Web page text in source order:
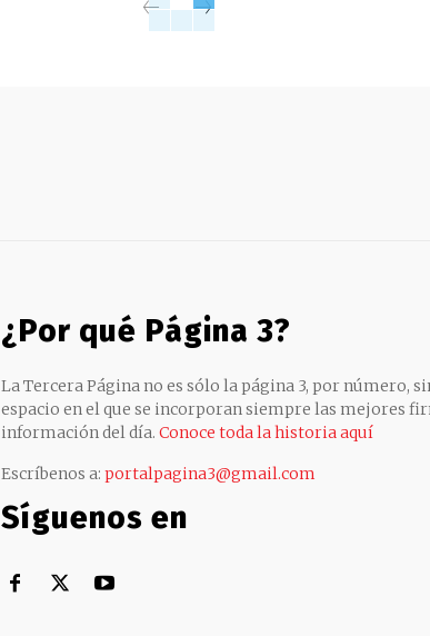
¿Por qué Página 3?
La Tercera Página no es sólo la página 3, por número,
espacio en el que se incorporan siempre las mejores
información del día. Conoce toda la historia aquí
Escríbenos a: portalpagina3@gmail.com
Síguenos en